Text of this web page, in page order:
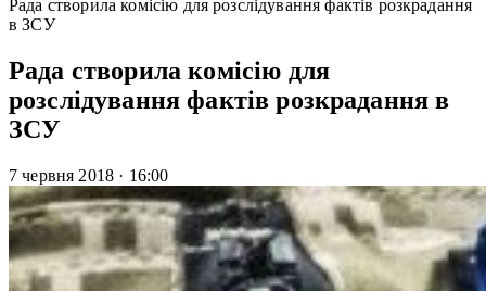
Рада створила комісію для розслідування фактів розкрадання
в ЗСУ
Рада створила комісію для
розслідування фактів розкрадання в
ЗСУ
7 червня 2018 · 16:00